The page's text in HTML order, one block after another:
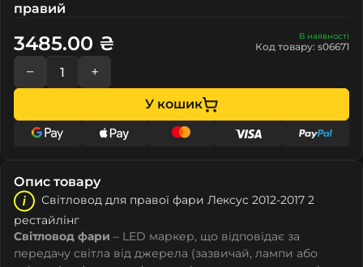
правий
В наявності
Код товару: s06671
3485.00 ₴
− +
У кошик
Опис товару
Світловод для правої фари Лeкcуc 2012-2017 2
рестайлінг
Світловод фари – LED маркер, що відповідає за
передачу світла від джерела (зазвичай, лампи або